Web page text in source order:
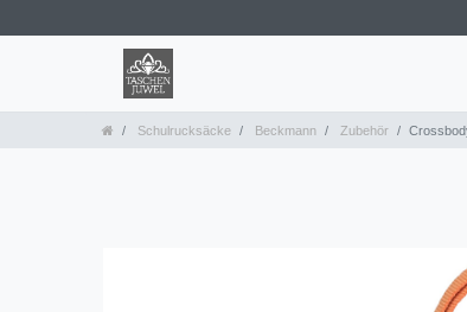
Schulrucksäcke Beckmann Zubehör